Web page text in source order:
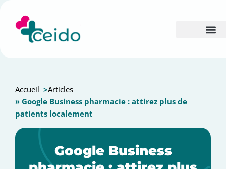
Accueil >Articles
» Google Business pharmacie : attirez plus de
patients localement
Google Business